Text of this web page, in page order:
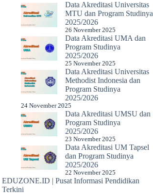
Data Akreditasi Universitas
MTU dan Program Studinya
2025/2026
26 November 2025
Data Akreditasi UMA dan
Program Studinya
2025/2026
25 November 2025
Data Akreditasi Universitas
Methodist Indonesia dan
Program Studinya
2025/2026
24 November 2025
Data Akreditasi UMSU dan
Program Studinya
2025/2026
23 November 2025
Data Akreditasi UM Tapsel
dan Program Studinya
2025/2026
22 November 2025
EDUZONE.ID | Pusat Informasi Pendidikan
Terkini